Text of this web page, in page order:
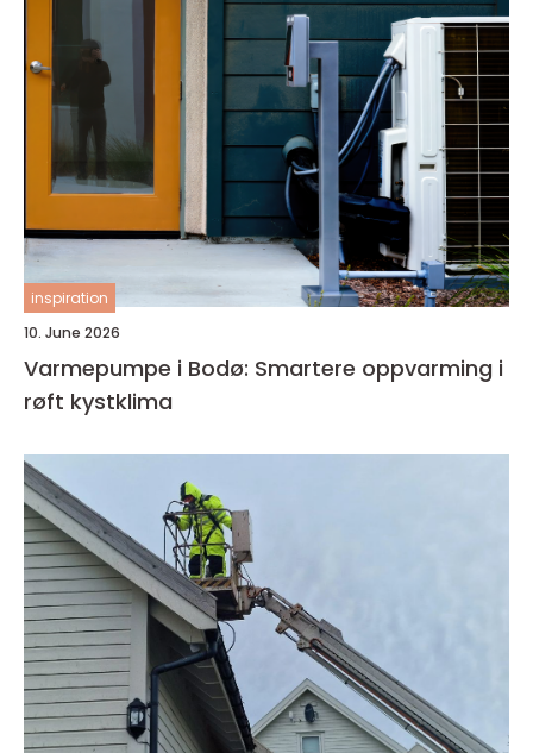
inspiration
10. June 2026
Varmepumpe i Bodø: Smartere oppvarming i
røft kystklima